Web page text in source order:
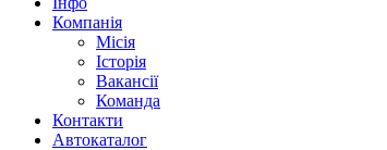
Компанія
Місія
Історія
Вакансії
Команда
Контакти
Автокаталог